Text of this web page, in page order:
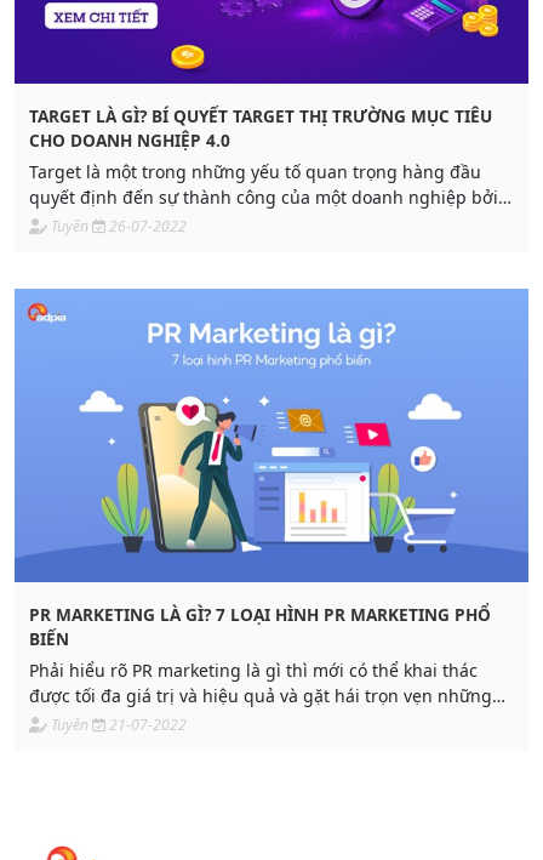
TARGET LÀ GÌ? BÍ QUYẾT TARGET THỊ TRƯỜNG MỤC TIÊU
CHO DOANH NGHIỆP 4.0
Target là một trong những yếu tố quan trọng hàng đầu
quyết định đến sự thành công của một doanh nghiệp bởi
nó giúp doanh nghiệp xác định được mục tiêu cũng như
Tuyên 26-07-2022
PR MARKETING LÀ GÌ? 7 LOẠI HÌNH PR MARKETING PHỔ
BIẾN
Phải hiểu rõ PR marketing là gì thì mới có thể khai thác
được tối đa giá trị và hiệu quả và gặt hái trọn vẹn những
lợi ích to lớn từ công cụ đầy tiềm năng này.
Tuyên 21-07-2022